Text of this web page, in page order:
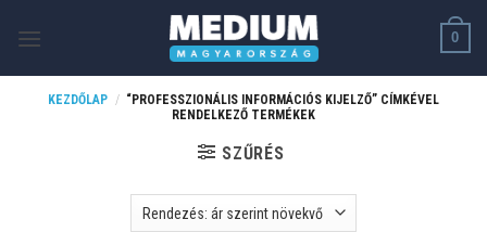
0
KEZDŐLAP / “PROFESSZIONÁLIS INFORMÁCIÓS KIJELZŐ” CÍMKÉVEL
RENDELKEZŐ TERMÉKEK
SZŰRÉS